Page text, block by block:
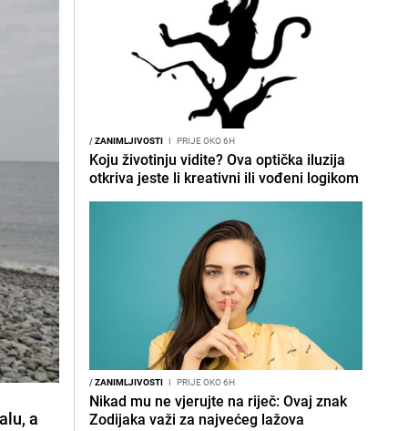
a
/ZANIMLJIVOSTI I PRIJE OKO 6H
Koju životinju vidite? Ova optička iluzija
otkriva jeste li kreativni ili vođeni logikom
/ZANIMLJIVOSTI I PRIJE OKO 6H
Nikad mu ne vjerujte na riječ: Ovaj znak
Zodijaka važi za najvećeg lažova